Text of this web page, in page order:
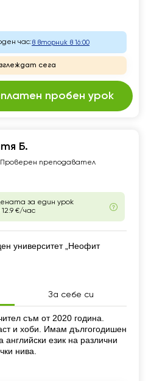
час:в вторник в 16:00
сега
пробен урок
Б.
Проверен преподавател
за един урок
12.9 €/час
университет „Неофит
За себе си
съм от 2020 година.
и хоби. Имам дългогодишен
английски език на различни
нива.